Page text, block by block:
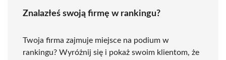
Znalazłeś swoją firmę w rankingu?
Twoja firma zajmuje miejsce na podium w
rankingu? Wyróżnij się i pokaż swoim klientom, że